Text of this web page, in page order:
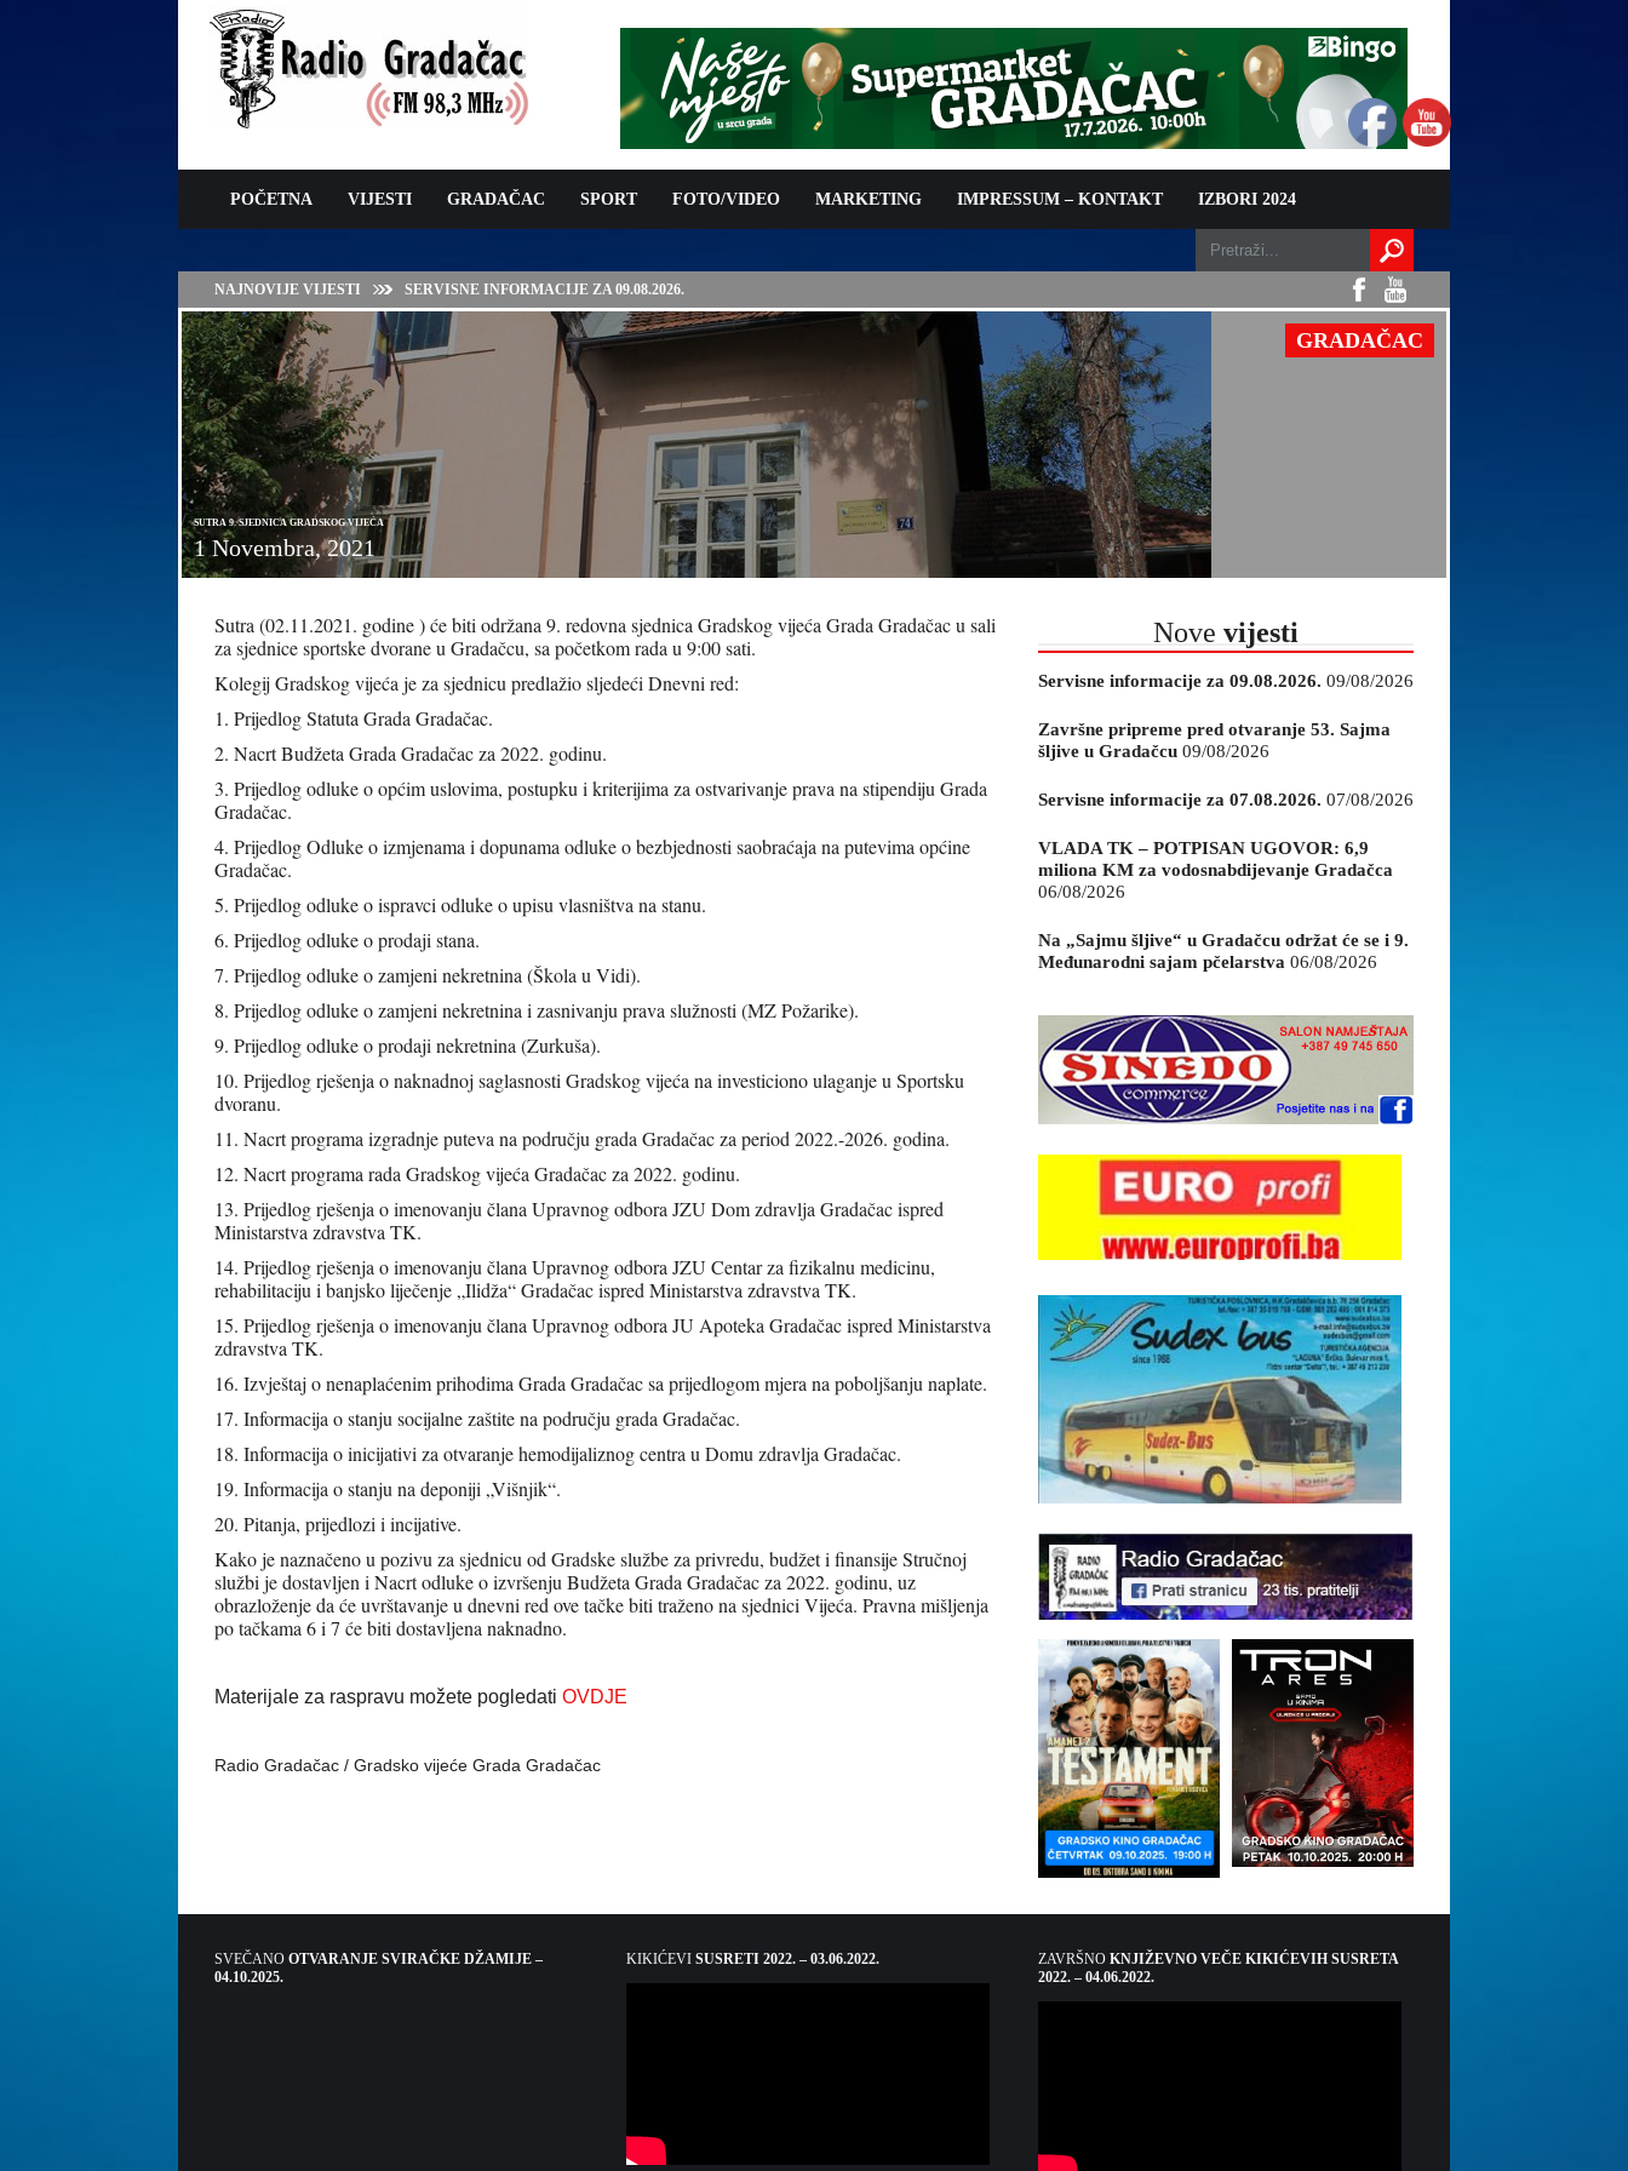
POČETNA VIJESTI GRADAČAC SPORT FOTO/VIDEO MARKETING IMPRESSUM – KONTAKT IZBORI 2024
NAJNOVIJE VIJESTI ZAVRŠNE PRIPREME PRED OTVARANJE 53. SAJMA ŠLJIVE U GRADAČCU
SUTRA 9. SJEDNICA GRADSKOG VIJEĆA
1 Novembra, 2021
GRADAČAC
Sutra (02.11.2021. godine ) će biti održana 9. redovna sjednica Gradskog vijeća Grada Gradačac u sali
za sjednice sportske dvorane u Gradačcu, sa početkom rada u 9:00 sati.
Kolegij Gradskog vijeća je za sjednicu predlažio sljedeći Dnevni red:
1. Prijedlog Statuta Grada Gradačac.
2. Nacrt Budžeta Grada Gradačac za 2022. godinu.
3. Prijedlog odluke o općim uslovima, postupku i kriterijima za ostvarivanje prava na stipendiju Grada
Gradačac.
4. Prijedlog Odluke o izmjenama i dopunama odluke o bezbjednosti saobraćaja na putevima općine
Gradačac.
5. Prijedlog odluke o ispravci odluke o upisu vlasništva na stanu.
6. Prijedlog odluke o prodaji stana.
7. Prijedlog odluke o zamjeni nekretnina (Škola u Vidi).
8. Prijedlog odluke o zamjeni nekretnina i zasnivanju prava služnosti (MZ Požarike).
9. Prijedlog odluke o prodaji nekretnina (Zurkuša).
10. Prijedlog rješenja o naknadnoj saglasnosti Gradskog vijeća na investiciono ulaganje u Sportsku
dvoranu.
11. Nacrt programa izgradnje puteva na području grada Gradačac za period 2022.-2026. godina.
12. Nacrt programa rada Gradskog vijeća Gradačac za 2022. godinu.
13. Prijedlog rješenja o imenovanju člana Upravnog odbora JZU Dom zdravlja Gradačac ispred
Ministarstva zdravstva TK.
14. Prijedlog rješenja o imenovanju člana Upravnog odbora JZU Centar za fizikalnu medicinu,
rehabilitaciju i banjsko liječenje „Ilidža“ Gradačac ispred Ministarstva zdravstva TK.
15. Prijedlog rješenja o imenovanju člana Upravnog odbora JU Apoteka Gradačac ispred Ministarstva
zdravstva TK.
16. Izvještaj o nenaplaćenim prihodima Grada Gradačac sa prijedlogom mjera na poboljšanju naplate.
17. Informacija o stanju socijalne zaštite na području grada Gradačac.
18. Informacija o inicijativi za otvaranje hemodijaliznog centra u Domu zdravlja Gradačac.
19. Informacija o stanju na deponiji „Višnjik“.
20. Pitanja, prijedlozi i incijative.
Kako je naznačeno u pozivu za sjednicu od Gradske službe za privredu, budžet i finansije Stručnoj
službi je dostavljen i Nacrt odluke o izvršenju Budžeta Grada Gradačac za 2022. godinu, uz
obrazloženje da će uvrštavanje u dnevni red ove tačke biti traženo na sjednici Vijeća. Pravna mišljenja
po tačkama 6 i 7 će biti dostavljena naknadno.
Materijale za raspravu možete pogledati OVDJE
Radio Gradačac / Gradsko vijeće Grada Gradačac
Nove vijesti
Servisne informacije za 09.08.2026. 09/08/2026
Završne pripreme pred otvaranje 53. Sajma
šljive u Gradačcu 09/08/2026
Servisne informacije za 07.08.2026. 07/08/2026
VLADA TK – POTPISAN UGOVOR: 6,9
miliona KM za vodosnabdijevanje Gradačca
06/08/2026
Na „Sajmu šljive“ u Gradačcu održat će se i 9.
Međunarodni sajam pčelarstva 06/08/2026
SVEČANO OTVARANJE SVIRAČKE DŽAMIJE –
04.10.2025.
KIKIĆEVI SUSRETI 2022. – 03.06.2022. ZAVRŠNO KNJIŽEVNO VEČE KIKIĆEVIH SUSRETA
2022. – 04.06.2022.